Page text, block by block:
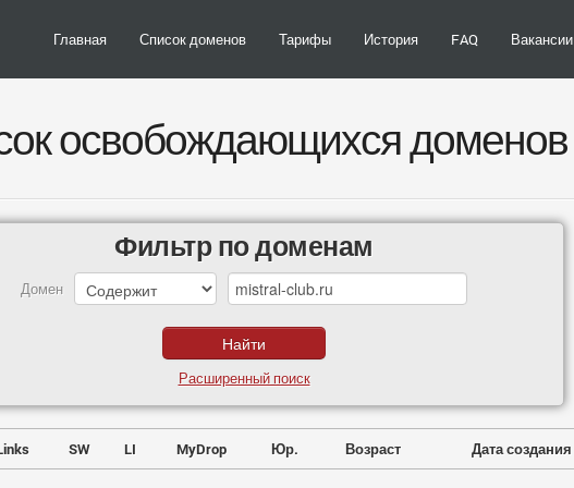
Главная Список доменов Тарифы История FAQ Вакансии
освобождающихся доменов
Фильтр по доменам
Домен
Расширенный поиск
SW LI MyDrop Юр. Возраст Дата создания